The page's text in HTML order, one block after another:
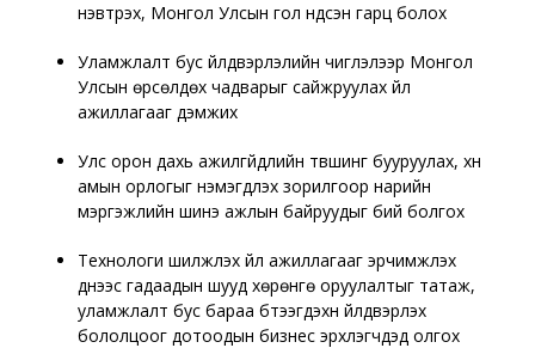
нэвтрэх, Монгол Улсын гол үндсэн гарц болох
Уламжлалт бус үйлдвэрлэлийн чиглэлээр Монгол
Улсын өрсөлдөх чадварыг сайжруулах үйл
ажиллагааг дэмжих
Улс орон дахь ажилгүйдлийн түвшинг бууруулах, хүн
амын орлогыг нэмэгдүүлэх зорилгоор нарийн
мэргэжлийн шинэ ажлын байруудыг бий болгох
Технологи шилжүүлэх үйл ажиллагааг эрчимжүүлэх
үүднээс гадаадын шууд хөрөнгө оруулалтыг татаж,
уламжлалт бус бараа бүтээгдэхүүн үйлдвэрлэх
бололцоог дотоодын бизнес эрхлэгчдэд олгох